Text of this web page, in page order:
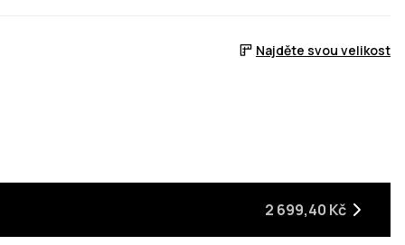
Najděte svou velikost
2 699,40 Kč